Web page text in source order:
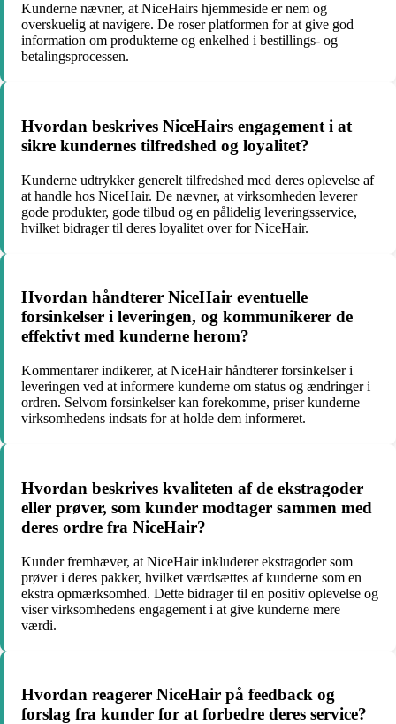
Kunderne nævner, at NiceHairs hjemmeside er nem og
overskuelig at navigere. De roser platformen for at give god
information om produkterne og enkelhed i bestillings- og
betalingsprocessen.
Hvordan beskrives NiceHairs engagement i at
sikre kundernes tilfredshed og loyalitet?
Kunderne udtrykker generelt tilfredshed med deres oplevelse af
at handle hos NiceHair. De nævner, at virksomheden leverer
gode produkter, gode tilbud og en pålidelig leveringsservice,
hvilket bidrager til deres loyalitet over for NiceHair.
Hvordan håndterer NiceHair eventuelle
forsinkelser i leveringen, og kommunikerer de
effektivt med kunderne herom?
Kommentarer indikerer, at NiceHair håndterer forsinkelser i
leveringen ved at informere kunderne om status og ændringer i
ordren. Selvom forsinkelser kan forekomme, priser kunderne
virksomhedens indsats for at holde dem informeret.
Hvordan beskrives kvaliteten af de ekstragoder
eller prøver, som kunder modtager sammen med
deres ordre fra NiceHair?
Kunder fremhæver, at NiceHair inkluderer ekstragoder som
prøver i deres pakker, hvilket værdsættes af kunderne som en
ekstra opmærksomhed. Dette bidrager til en positiv oplevelse og
viser virksomhedens engagement i at give kunderne mere
værdi.
Hvordan reagerer NiceHair på feedback og
forslag fra kunder for at forbedre deres service?